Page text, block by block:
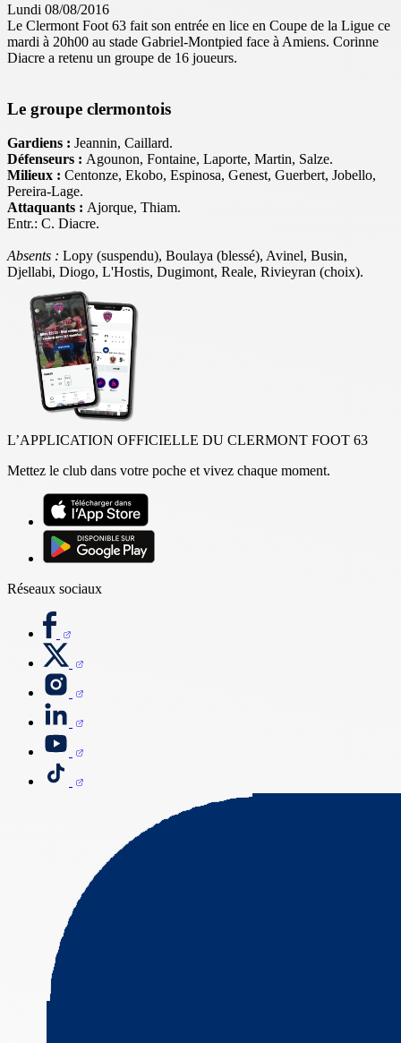
Lundi 08/08/2016
Le Clermont Foot 63 fait son entrée en lice en Coupe de la Ligue ce
mardi à 20h00 au stade Gabriel-Montpied face à Amiens. Corinne
Diacre a retenu un groupe de 16 joueurs.
Le groupe clermontois
Gardiens : Jeannin, Caillard.
Défenseurs : Agounon, Fontaine, Laporte, Martin, Salze.
Milieux : Centonze, Ekobo, Espinosa, Genest, Guerbert, Jobello,
Pereira-Lage.
Attaquants : Ajorque, Thiam.
Entr.: C. Diacre.
Absents : Lopy (suspendu), Boulaya (blessé), Avinel, Busin,
Djellabi, Diogo, L'Hostis, Dugimont, Reale, Rivieyran (choix).
L’APPLICATION OFFICIELLE DU CLERMONT FOOT 63
Mettez le club dans votre poche et vivez chaque moment.
Réseaux sociaux